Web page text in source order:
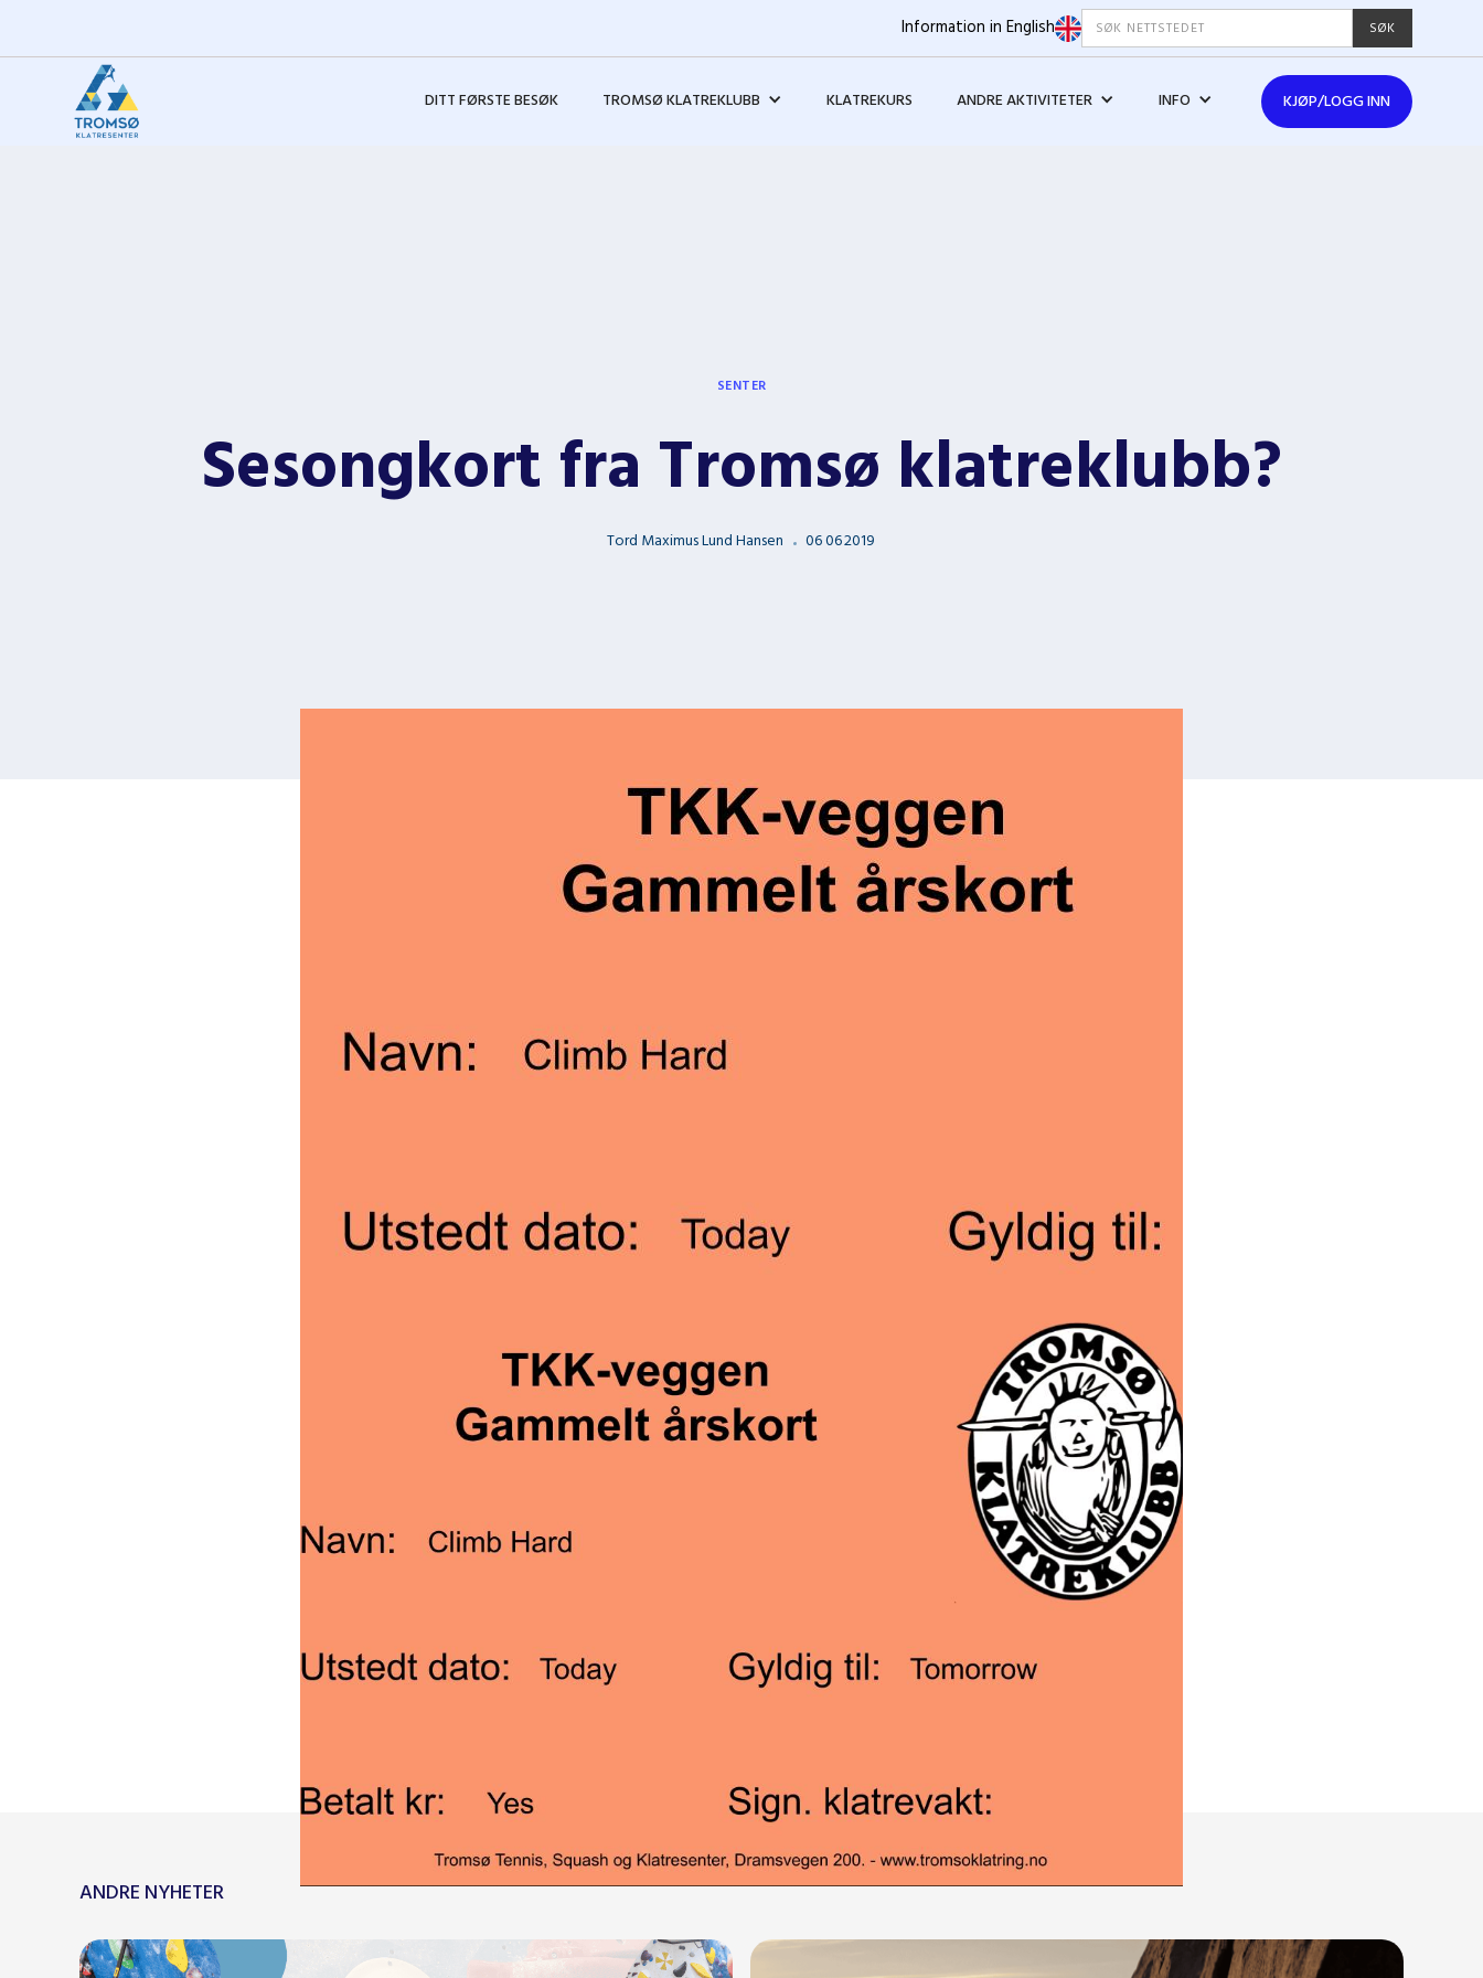
Information in English
DITT FØRSTE BESØK TROMSØ KLATREKLUBB KLATREKURS ANDRE AKTIVITETER INFO KJØP/LOGG INN
SENTER
Sesongkort fra Tromsø klatreklubb?
Tord Maximus Lund Hansen 06062019
For deg som har sesongkort hos Tromsø klatreklubb vil ikke dette kunne benyttes i
det nye klatresenteret, men vil fungere som et “verdikort” ved kjøp av nytt
sesongkort hos Tromsø Klatresenter.
Dersom du betalte kr 1400 for et 6mnd sesongkort hos Tromsø klatreklubb, og det
er 3mnd igjen til utløpsdato når du leverer inn sesongkortet, vil du få en rabatt på kr
Verdien av ditt gamle sesongkort regnes fra den dato man kjøper nytt sesongkort
hos Tromsø Klatresenter AS
ANDRE NYHETER